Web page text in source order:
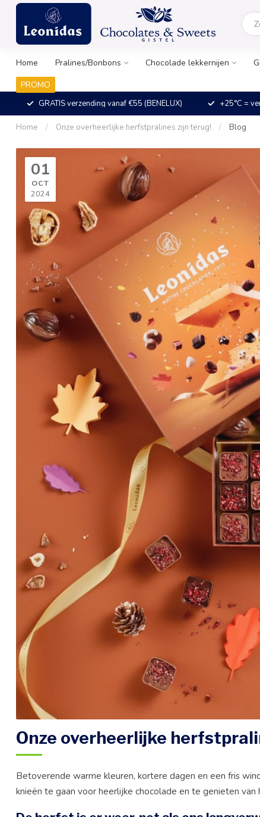
Home Pralines/Bonbons Chocolade lekkernijen
PROMO
GRATIS verzending vanaf €55 (BENELUX) +25°C =
Home / Onze overheerlijke herfstpralines zijn terug! / Blog
01
OCT
2024
Onze overheerlijke
Betoverende warme kleuren, kortere dagen en een fris
knieën te gaan voor heerlijke chocolade en te genieten van